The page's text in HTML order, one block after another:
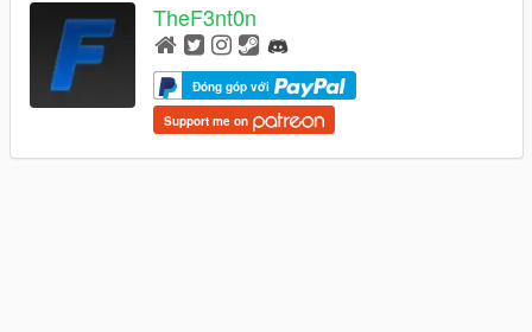
TheF3nt0n
Đóng góp với
Support me on